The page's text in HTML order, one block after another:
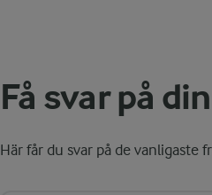
Få svar på
Här får du svar på de vanligaste